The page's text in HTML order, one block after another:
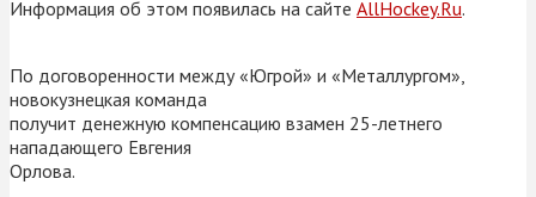
Информация об этом появилась на сайте AllHockey.Ru.
По договоренности между «Югрой» и «Металлургом»,
новокузнецкая команда
получит денежную компенсацию взамен 25-летнего
нападающего Евгения
Орлова.